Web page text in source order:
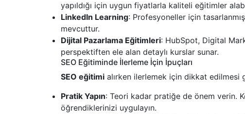
yapıldığı için uygun fiyatlarla kaliteli eğitimler
LinkedIn Learning: Profesyoneller için
mevcuttur.
Dijital Pazarlama Eğitimleri: HubSpot, Digital
perspektiften ele alan detaylı kurslar sunar.
SEO Eğitiminde İlerleme İçin İpuçları
SEO eğitimi alırken ilerlemek için dikkat edilmesi
Pratik Yapın: Teori kadar pratiğe de önem verin.
öğrendiklerinizi uygulayın.